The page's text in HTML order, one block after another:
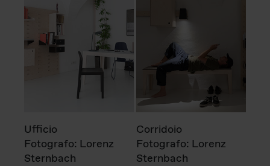
Ufficio
Fotografo: Lorenz
Sternbach
Corridoio
Fotografo: Lorenz
Sternbach